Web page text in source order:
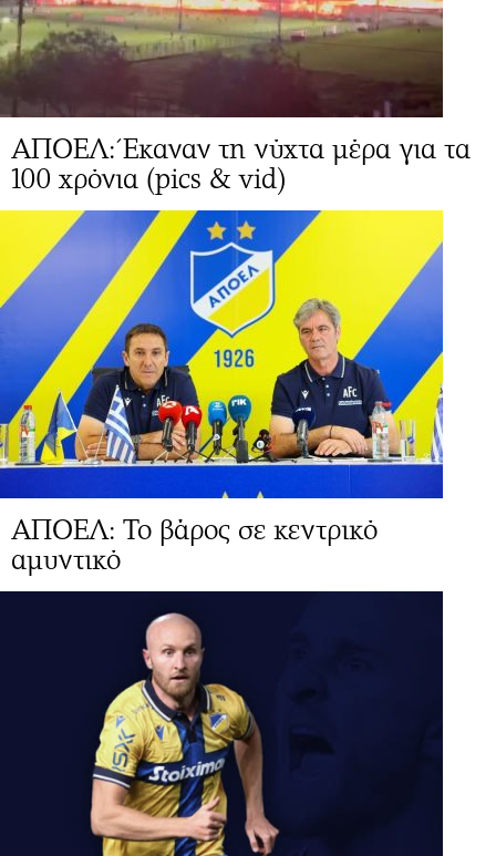
ΑΠΟΕΛ: Έκαναν τη νύχτα μέρα για τα
100 χρόνια (pics & vid)
ΑΠΟΕΛ: Το βάρος σε κεντρικό
αμυντικό